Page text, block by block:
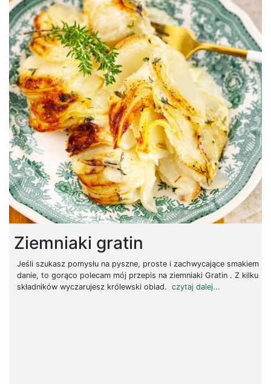
Ziemniaki gratin
Jeśli szukasz pomysłu na pyszne, proste i zachwycające smakiem
danie, to gorąco polecam mój przepis na ziemniaki Gratin . Z kilku
składników wyczarujesz królewski obiad. czytaj dalej...